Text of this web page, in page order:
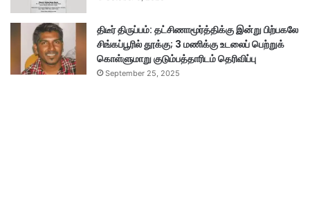
திடீர் திருப்பம்: தட்சிணாமூர்த்திக்கு இன்று பிற்பகலே
சிங்கப்பூரில் தூக்கு; 3 மணிக்கு உடலைப் பெற்றுக்
கொள்ளுமாறு குடும்பத்தாரிடம் தெரிவிப்பு
September 25, 2025